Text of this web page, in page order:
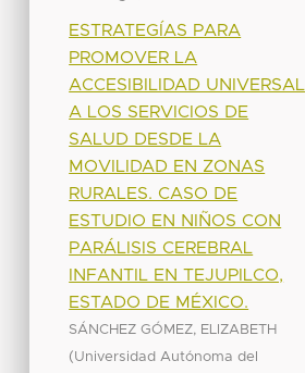
ESTRATEGÍAS PARA
PROMOVER LA
ACCESIBILIDAD UNIVERSAL
A LOS SERVICIOS DE
SALUD DESDE LA
MOVILIDAD EN ZONAS
RURALES. CASO DE
ESTUDIO EN NIÑOS CON
PARÁLISIS CEREBRAL
INFANTIL EN TEJUPILCO,
ESTADO DE MÉXICO.
SÁNCHEZ GÓMEZ, ELIZABETH
(Universidad Autónoma del